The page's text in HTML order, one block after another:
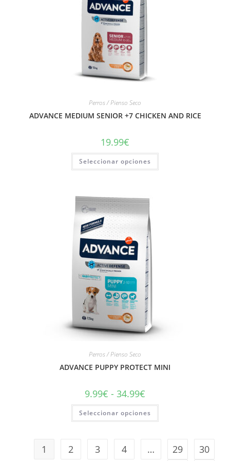
Perros / Pienso Seco
ADVANCE MEDIUM SENIOR +7 CHICKEN AND RICE
19.99€
Seleccionar opciones
Perros / Pienso Seco
ADVANCE PUPPY PROTECT MINI
9.99€ - 34.99€
Seleccionar opciones
1 2 3 4 … 29 30